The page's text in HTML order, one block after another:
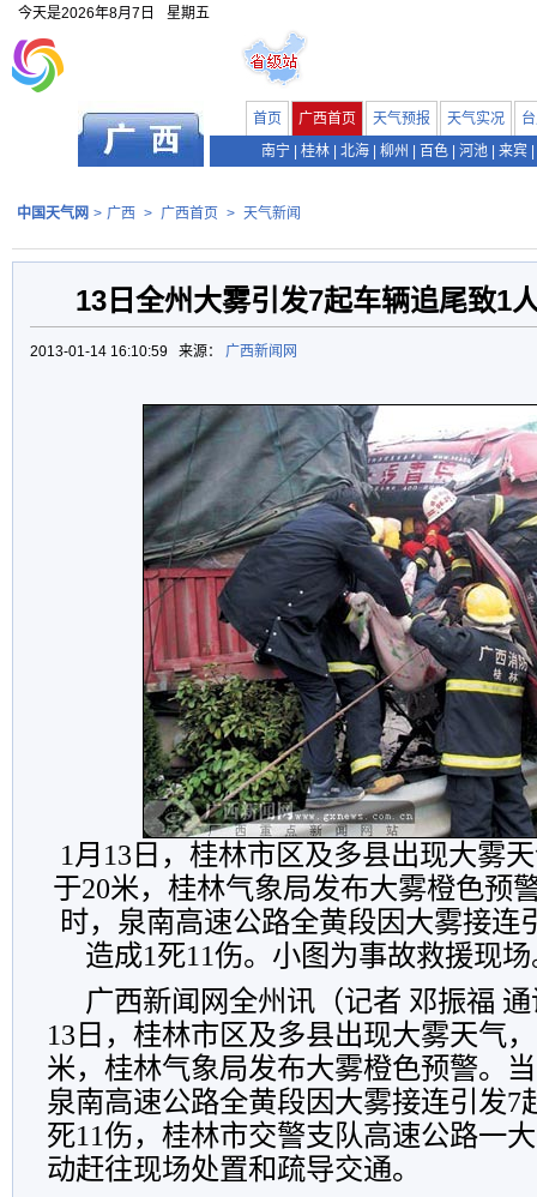
今天是2026年8月7日 星期五
首页 广西首页 天气预报 天气实况
南宁
桂林 北海 柳州 百色 河池 来宾
中国天气网 > 广西 > 广西首页 > 天气新闻
13日全州大雾引发7起车辆追尾致1
2013-01-14 16:10:59 来源： 广西新闻网
1月13日，桂林市区及多县出现大雾
于20米，桂林气象局发布大雾橙色预
时，泉南高速公路全黄段因大雾接连
造成1死11伤。小图为事故救援现
广西新闻网全州讯（记者 邓振福
13日，桂林市区及多县出现大雾天气
米，桂林气象局发布大雾橙色预警。
泉南高速公路全黄段因大雾接连引发7
死11伤，桂林市交警支队高速公路一
动赶往现场处置和疏导交通。